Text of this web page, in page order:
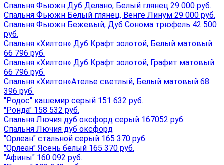
Спальня Фьюжн Дуб Делано, Белый глянец 29 000 руб.
Спальня Фьюжн Белый глянец, Венге Линум 29 000 руб.
Спальня Фьюжн Бежевый, Дуб Сонома трюфель 42 500
руб.
Спальня «Хилтон» Дуб Крафт золотой, Белый матовый
66 796 руб.
Спальня «Хилтон» Дуб Крафт золотой, Графит матовый
66 796 руб.
Спальня «Хилтон»Ателье светлый, Белый матовый 68
396 руб.
"Родос" кашемир серый 151 632 руб.
"Ронда" 158 532 руб.
Спальня Лючия дуб оксфорд серый 167052 руб.
Спальня Лючия дуб оксфорд
"Орлеан" стальной серый 165 370 руб.
"Орлеан" Ясень белый 165 370 руб.
"Афины" 160 092 руб.